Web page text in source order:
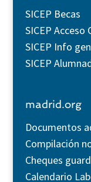
SICEP Becas
SICEP Acceso
SICEP Info
SICEP
madrid.org
Documentos
Compilación
Cheques
Calendario